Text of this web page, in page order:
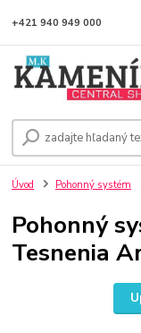
+421 940 949 000
Úvod Pohonný systém
Pohonný
Tesnenia